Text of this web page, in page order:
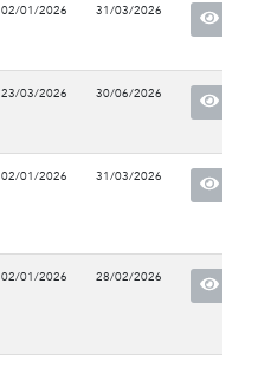
02/01/2026 31/03/2026
23/03/2026 30/06/2026
02/01/2026 31/03/2026
02/01/2026 28/02/2026